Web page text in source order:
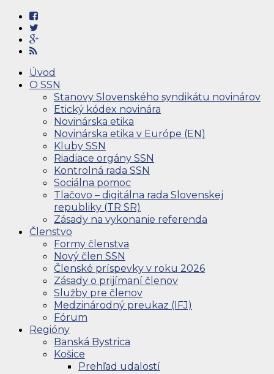
Úvod
O SSN
Stanovy Slovenského syndikátu novinárov
Etický kódex novinára
Novinárska etika
Novinárska etika v Európe (EN)
Kluby SSN
Riadiace orgány SSN
Kontrolná rada SSN
Sociálna pomoc
Tlačovo – digitálna rada Slovenskej
republiky (TR SR)
Zásady na vykonanie referenda
Členstvo
Formy členstva
Nový člen SSN
Členské príspevky v roku 2026
Zásady o prijímaní členov
Služby pre členov
Medzinárodný preukaz (IFJ)
Fórum
Regióny
Banská Bystrica
Košice
Prehľad udalostí